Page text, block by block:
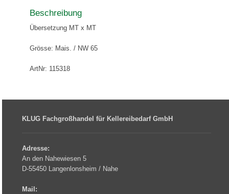
Beschreibung
Übersetzung MT x MT
Grösse: Mais. / NW 65
ArtNr: 115318
KLUG Fachgroßhandel für Kellereibedarf GmbH
Adresse:
An den Nahewiesen 5
D-55450 Langenlonsheim / Nahe
Mail: